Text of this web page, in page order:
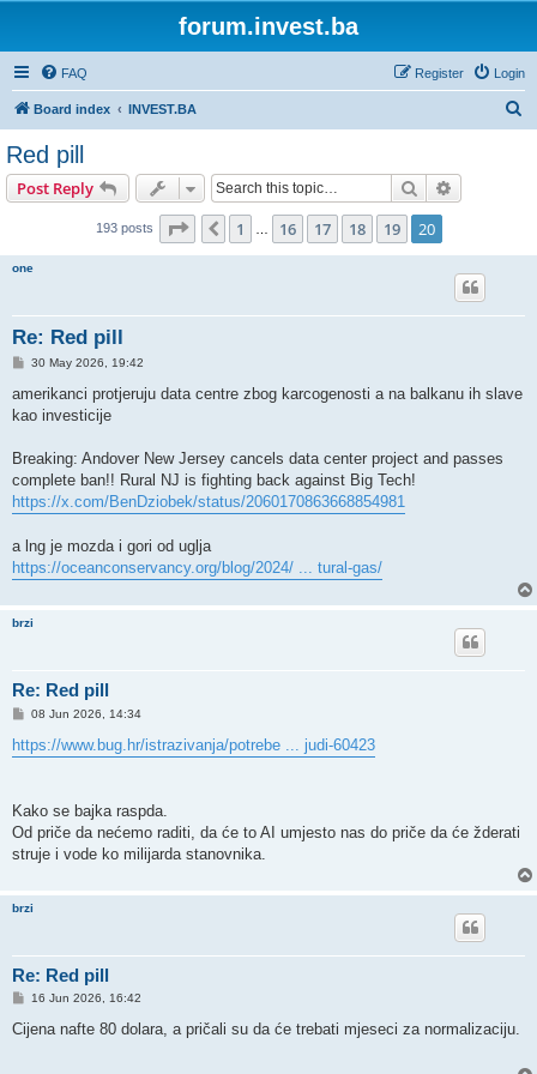
forum.invest.ba
FAQ Login
Register
Board index INVEST.BA
Red pill
Post Reply Search
193 posts Page 20 of 20
Previous
1 16 17 18 19 20
one
Re: Red pill
P
s
30 May 2026, 19:42
amerikanci protjeruju data centre zbog karcogenosti a na balkanu ih slave
kao investicije
Breaking: Andover New Jersey cancels data center project and passes
complete ban!! Rural NJ is fighting back against Big Tech!
https://x.com/BenDziobek/status/2060170863668854981
a lng je mozda i gori od uglja
https://oceanconservancy.org/blog/2024/ ... tural-gas/
brzi
Re: Red pill
P
s
t
08 Jun 2026, 14:34
https://www.bug.hr/istrazivanja/potrebe ... judi-60423
Kako se bajka raspda.
Od priče da nećemo raditi, da će to AI umjesto nas do priče da će žderati
struje i vode ko milijarda stanovnika.
brzi
Re: Red pill
P
s
t
16 Jun 2026, 16:42
Cijena nafte 80 dolara, a pričali su da će trebati mjeseci za normalizaciju.